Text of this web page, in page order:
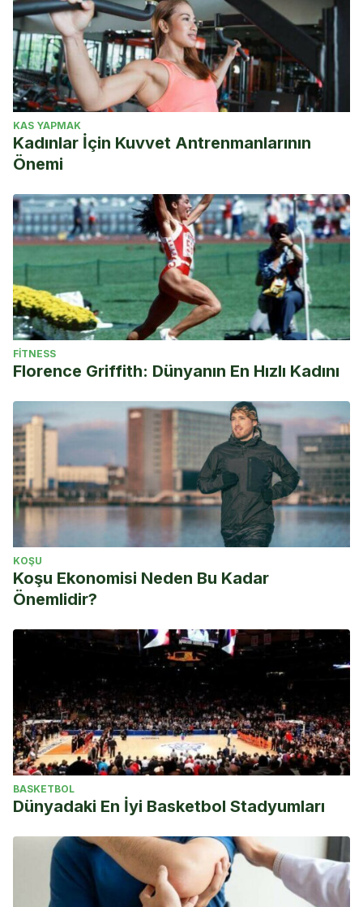
KAS YAPMAK
Kadınlar İçin Kuvvet Antrenmanlarının
Önemi
FITNESS
Florence Griffith: Dünyanın En Hızlı Kadını
KOŞU
Koşu Ekonomisi Neden Bu Kadar
Önemlidir?
BASKETBOL
Dünyadaki En İyi Basketbol Stadyumları